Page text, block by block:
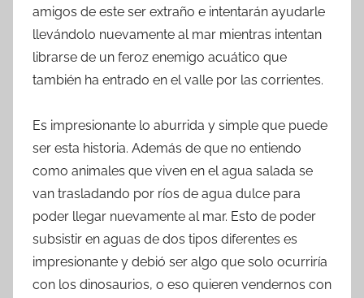
amigos de este ser extraño e intentarán ayudarle
llevándolo nuevamente al mar mientras intentan
librarse de un feroz enemigo acuático que
también ha entrado en el valle por las corrientes.
Es impresionante lo aburrida y simple que puede
ser esta historia. Además de que no entiendo
como animales que viven en el agua salada se
van trasladando por ríos de agua dulce para
poder llegar nuevamente al mar. Esto de poder
subsistir en aguas de dos tipos diferentes es
impresionante y debió ser algo que solo ocurriría
con los dinosaurios, o eso quieren vendernos con